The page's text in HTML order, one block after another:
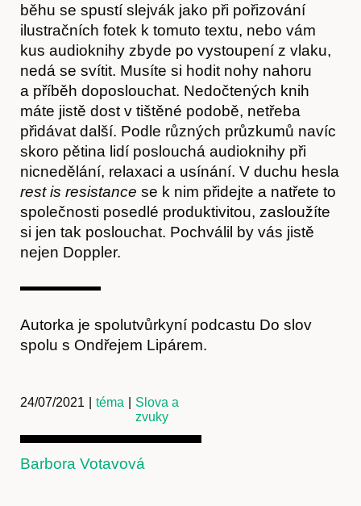
běhu se spustí slejvák jako při pořizování
ilustračních fotek k tomuto textu, nebo vám
kus audioknihy zbyde po vystoupení z vlaku,
nedá se svítit. Musíte si hodit nohy nahoru
a příběh doposlouchat. Nedočtených knih
máte jistě dost v tištěné podobě, netřeba
přidávat další. Podle různých průzkumů navíc
skoro pětina lidí poslouchá audioknihy při
nicnedělání, relaxaci a usínání. V duchu hesla
rest is resistance se k nim přidejte a natřete to
společnosti posedlé produktivitou, zasloužíte
si jen tak poslouchat. Pochválil by vás jistě
nejen Doppler.
Autorka je spolutvůrkyní podcastu Do slov
spolu s Ondřejem Lipárem.
24/07/2021 téma
Slova a
zvuky
Barbora Votavová